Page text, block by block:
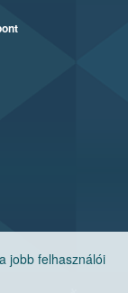
jobb felhasználói